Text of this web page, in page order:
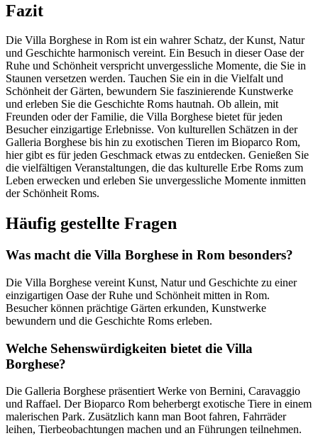
Fazit
Die Villa Borghese in Rom ist ein wahrer Schatz, der Kunst, Natur
und Geschichte harmonisch vereint. Ein Besuch in dieser Oase der
Ruhe und Schönheit verspricht unvergessliche Momente, die Sie in
Staunen versetzen werden. Tauchen Sie ein in die Vielfalt und
Schönheit der Gärten, bewundern Sie faszinierende Kunstwerke
und erleben Sie die Geschichte Roms hautnah. Ob allein, mit
Freunden oder der Familie, die Villa Borghese bietet für jeden
Besucher einzigartige Erlebnisse. Von kulturellen Schätzen in der
Galleria Borghese bis hin zu exotischen Tieren im Bioparco Rom,
hier gibt es für jeden Geschmack etwas zu entdecken. Genießen Sie
die vielfältigen Veranstaltungen, die das kulturelle Erbe Roms zum
Leben erwecken und erleben Sie unvergessliche Momente inmitten
der Schönheit Roms.
Häufig gestellte Fragen
Was macht die Villa Borghese in Rom besonders?
Die Villa Borghese vereint Kunst, Natur und Geschichte zu einer
einzigartigen Oase der Ruhe und Schönheit mitten in Rom.
Besucher können prächtige Gärten erkunden, Kunstwerke
bewundern und die Geschichte Roms erleben.
Welche Sehenswürdigkeiten bietet die Villa
Borghese?
Die Galleria Borghese präsentiert Werke von Bernini, Caravaggio
und Raffael. Der Bioparco Rom beherbergt exotische Tiere in einem
malerischen Park. Zusätzlich kann man Boot fahren, Fahrräder
leihen, Tierbeobachtungen machen und an Führungen teilnehmen.